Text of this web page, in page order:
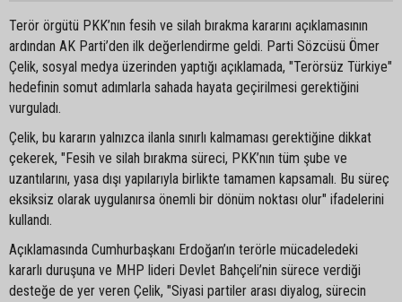
Terör örgütü PKK’nın fesih ve silah bırakma kararını açıklamasının
ardından AK Parti’den ilk değerlendirme geldi. Parti Sözcüsü Ömer
Çelik, sosyal medya üzerinden yaptığı açıklamada, "Terörsüz Türkiye"
hedefinin somut adımlarla sahada hayata geçirilmesi gerektiğini
vurguladı.
Çelik, bu kararın yalnızca ilanla sınırlı kalmaması gerektiğine dikkat
çekerek, "Fesih ve silah bırakma süreci, PKK’nın tüm şube ve
uzantılarını, yasa dışı yapılarıyla birlikte tamamen kapsamalı. Bu süreç
eksiksiz olarak uygulanırsa önemli bir dönüm noktası olur" ifadelerini
kullandı.
Açıklamasında Cumhurbaşkanı Erdoğan’ın terörle mücadeledeki
kararlı duruşuna ve MHP lideri Devlet Bahçeli’nin sürece verdiği
desteğe de yer veren Çelik, "Siyasi partiler arası diyalog, sürecin